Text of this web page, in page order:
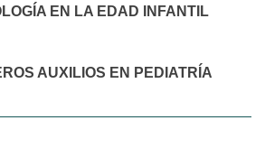
EN LA EDAD INFANTIL
AUXILIOS EN PEDIATRÍA